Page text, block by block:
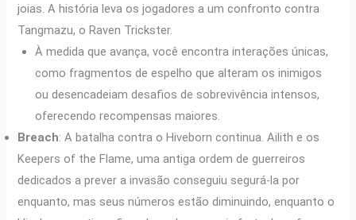
joias. A história leva os jogadores a um confronto contra
Tangmazu, o Raven Trickster.
À medida que avança, você encontra interações únicas,
como fragmentos de espelho que alteram os inimigos
ou desencadeiam desafios de sobrevivência intensos,
oferecendo recompensas maiores.
Breach: A batalha contra o Hiveborn continua. Ailith e os
Keepers of the Flame, uma antiga ordem de guerreiros
dedicados a prever a invasão conseguiu segurá-la por
enquanto, mas seus números estão diminuindo, enquanto o